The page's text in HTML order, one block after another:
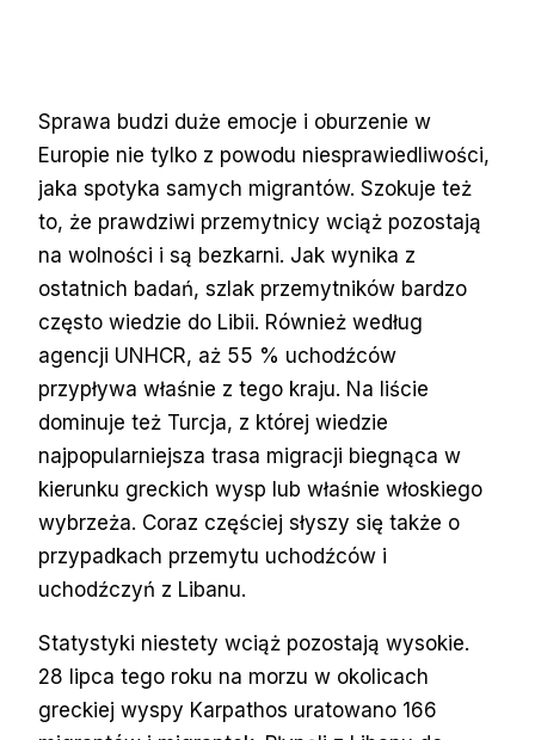
Sprawa budzi duże emocje i oburzenie w
Europie nie tylko z powodu niesprawiedliwości,
jaka spotyka samych migrantów. Szokuje też
to, że prawdziwi przemytnicy wciąż pozostają
na wolności i są bezkarni. Jak wynika z
ostatnich badań, szlak przemytników bardzo
często wiedzie do Libii. Również według
agencji UNHCR, aż 55 % uchodźców
przypływa właśnie z tego kraju. Na liście
dominuje też Turcja, z której wiedzie
najpopularniejsza trasa migracji biegnąca w
kierunku greckich wysp lub właśnie włoskiego
wybrzeża. Coraz częściej słyszy się także o
przypadkach przemytu uchodźców i
uchodźczyń z Libanu.
Statystyki niestety wciąż pozostają wysokie.
28 lipca tego roku na morzu w okolicach
greckiej wyspy Karpathos uratowano 166